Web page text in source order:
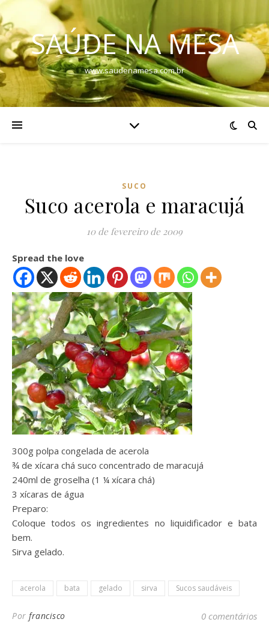
SAÚDE NA MESA
www.saudenamesa.com.br
SUCO
Suco acerola e maracujá
10 de fevereiro de 2009
Spread the love
300g polpa congelada de acerola
¾ de xícara chá suco concentrado de maracujá
240ml de groselha (1 ¼ xícara chá)
3 xícaras de água
Preparo:
Coloque todos os ingredientes no liquidificador e bata
bem.
Sirva gelado.
acerola bata gelado sirva Sucos saudáveis
Por francisco 0 comentários